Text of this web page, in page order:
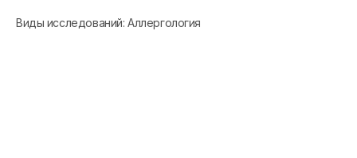
Виды исследований: Аллергология